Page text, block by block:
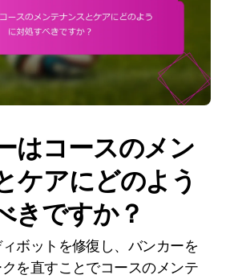
はコースのメン
ケアにどのよう
きですか？
ボットを修復し、バンカーを
を直すことでコースのメンテ